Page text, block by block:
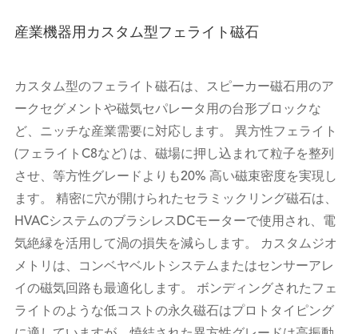
産業機器用カスタム型フェライト磁石
カスタム型のフェライト磁石は、スピーカー磁石用のア
ークセグメントや磁気セパレータ用の台形ブロックな
ど、ニッチな産業需要に対応します。 異方性フェライト
(フェライトC8など) は、磁場に押し込まれて粒子を整列
させ、等方性グレードよりも20% 高い磁束密度を実現し
ます。 精密に穴が開けられたセラミックリング磁石は、
HVACシステムのブラシレスDCモーターで使用され、電
気絶縁を活用して渦の損失を減らします。 カスタムジオ
メトリは、コンベヤベルトシステムまたはセンサーアレ
イの磁気回路も最適化します。 ボンディングされたフェ
ライトのような低コストの永久磁石はプロトタイピング